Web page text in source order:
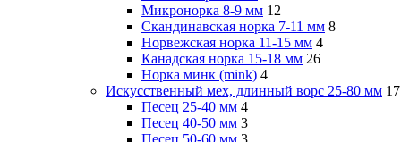
Микронорка 8-9 мм 12
Скандинавская норка 7-11 мм 8
Норвежская норка 11-15 мм 4
Канадская норка 15-18 мм 26
Норка минк (mink) 4
Искусственный мех, длинный ворс 25-80 мм 17
Песец 25-40 мм 4
Песец 40-50 мм 3